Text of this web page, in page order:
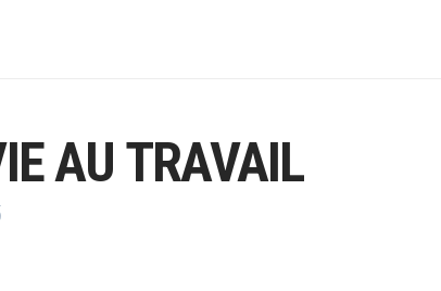
AU TRAVAIL